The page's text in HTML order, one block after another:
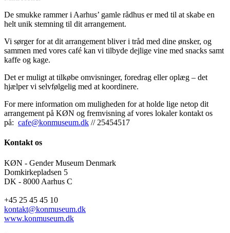
De smukke rammer i Aarhus’ gamle rådhus er med til at skabe en
helt unik stemning til dit arrangement.
Vi sørger for at dit arrangement bliver i tråd med dine ønsker, og
sammen med vores café kan vi tilbyde dejlige vine med snacks samt
kaffe og kage.
Det er muligt at tilkøbe omvisninger, foredrag eller oplæg – det
hjælper vi selvfølgelig med at koordinere.
For mere information om muligheden for at holde lige netop dit
arrangement på KØN og fremvisning af vores lokaler kontakt os
på: cafe@konmuseum.dk // 25454517
Kontakt os
KØN - Gender Museum Denmark
Domkirkepladsen 5
DK - 8000 Aarhus C
+45 25 45 45 10
kontakt@konmuseum.dk
www.konmuseum.dk